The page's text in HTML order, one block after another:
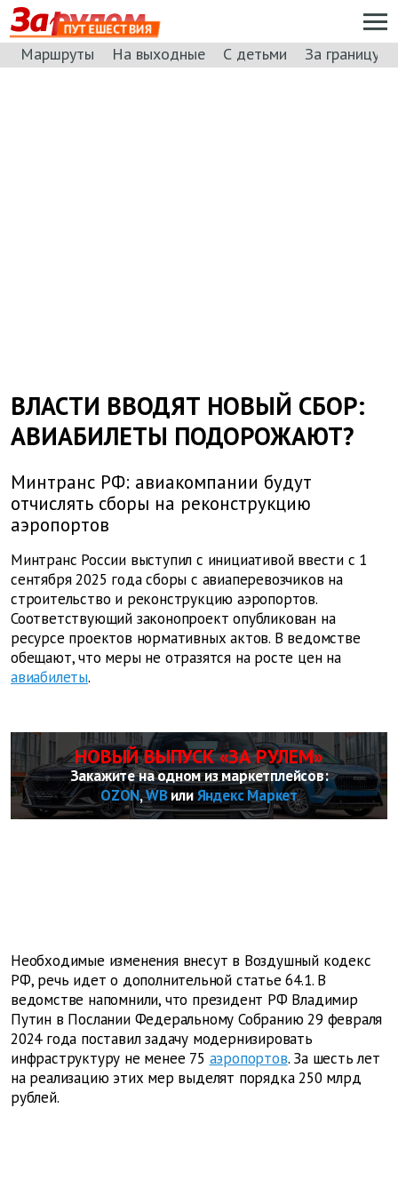
ПУТЕШЕСТВИЯ
Маршруты На выходные С детьми За границу
ВЛАСТИ ВВОДЯТ НОВЫЙ СБОР:
АВИАБИЛЕТЫ ПОДОРОЖАЮТ?
Минтранс РФ: авиакомпании будут
отчислять сборы на реконструкцию
аэропортов
Минтранс России выступил с инициативой ввести с 1
сентября 2025 года сборы с авиаперевозчиков на
строительство и реконструкцию аэропортов.
Соответствующий законопроект опубликован на
ресурсе проектов нормативных актов. В ведомстве
обещают, что меры не отразятся на росте цен на
авиабилеты.
НОВЫЙ ВЫПУСК «ЗА РУЛЕМ»
Закажите на одном из маркетплейсов:
OZON,WBилиЯндекс Маркет
Необходимые изменения внесут в Воздушный кодекс
РФ, речь идет о дополнительной статье 64.1. В
ведомстве напомнили, что президент РФ Владимир
Путин в Послании Федеральному Собранию 29 февраля
2024 года поставил задачу модернизировать
инфраструктуру не менее 75 аэропортов. За шесть лет
на реализацию этих мер выделят порядка 250 млрд
рублей.